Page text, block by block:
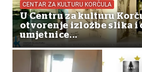
CENTAR ZA KULTURU KORČULA
U Centru za kulturu
otvorenje izložbe slika i
umjetnice...